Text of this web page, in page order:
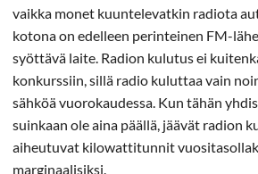
vaikka monet kuuntelevatkin radiota
kotona on edelleen perinteinen FM-
syöttävä laite. Radion kulutus ei
konkurssiin, sillä radio kuluttaa vain
sähköä vuorokaudessa. Kun tähän
suinkaan ole aina päällä, jäävät radion
aiheutuvat kilowattitunnit
marginaalisiksi.